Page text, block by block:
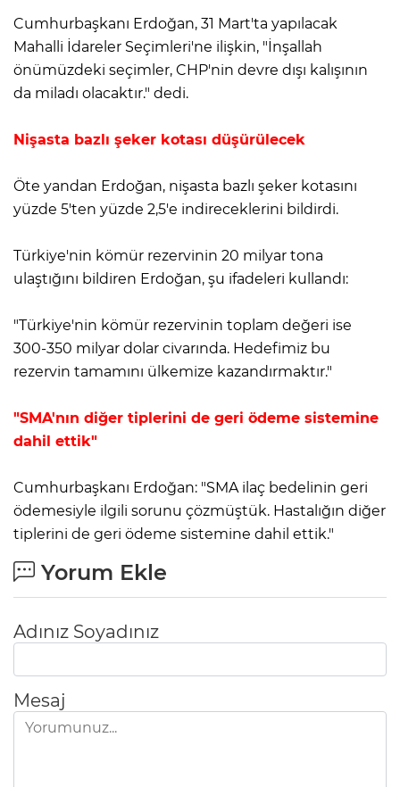
Cumhurbaşkanı Erdoğan, 31 Mart'ta yapılacak
Mahalli İdareler Seçimleri'ne ilişkin, "İnşallah
önümüzdeki seçimler, CHP'nin devre dışı kalışının
da miladı olacaktır." dedi.
Nişasta bazlı şeker kotası düşürülecek
Öte yandan Erdoğan, nişasta bazlı şeker kotasını
yüzde 5'ten yüzde 2,5'e indireceklerini bildirdi.
Türkiye'nin kömür rezervinin 20 milyar tona
ulaştığını bildiren Erdoğan, şu ifadeleri kullandı:
"Türkiye'nin kömür rezervinin toplam değeri ise
300-350 milyar dolar civarında. Hedefimiz bu
rezervin tamamını ülkemize kazandırmaktır."
"SMA'nın diğer tiplerini de geri ödeme sistemine
dahil ettik"
Cumhurbaşkanı Erdoğan: "SMA ilaç bedelinin geri
ödemesiyle ilgili sorunu çözmüştük. Hastalığın diğer
tiplerini de geri ödeme sistemine dahil ettik."
Yorum Ekle
Adınız Soyadınız
Mesaj